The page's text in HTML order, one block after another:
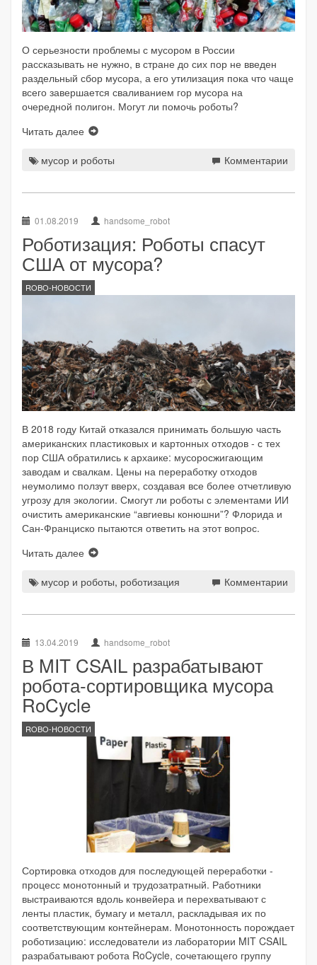
О серьезности проблемы с мусором в России
рассказывать не нужно, в стране до сих пор не введен
раздельный сбор мусора, а его утилизация пока что чаще
всего завершается сваливанием гор мусора на
очередной полигон. Могут ли помочь роботы?
Читать далее
мусор и роботы Комментарии
01.08.2019 handsome_robot
Роботизация: Роботы спасут
США от мусора?
ROBO-НОВОСТИ
В 2018 году Китай отказался принимать большую часть
американских пластиковых и картонных отходов - с тех
пор США обратились к архаике: мусоросжигающим
заводам и свалкам. Цены на переработку отходов
неумолимо ползут вверх, создавая все более отчетливую
угрозу для экологии. Смогут ли роботы с элементами ИИ
очистить американские “авгиевы конюшни”? Флорида и
Сан-Франциско пытаются ответить на этот вопрос.
Читать далее
мусор и роботы, роботизация Комментарии
13.04.2019 handsome_robot
В MIT CSAIL разрабатывают
робота-сортировщика мусора
RoCycle
ROBO-НОВОСТИ
Сортировка отходов для последующей переработки -
процесс монотонный и трудозатратный. Работники
выстраиваются вдоль конвейера и перехватывают с
ленты пластик, бумагу и металл, раскладывая их по
соответствующим контейнерам. Монотонность порождает
роботизацию: исследователи из лаборатории MIT CSAIL
разрабатывают робота RoCycle, сочетающего группу